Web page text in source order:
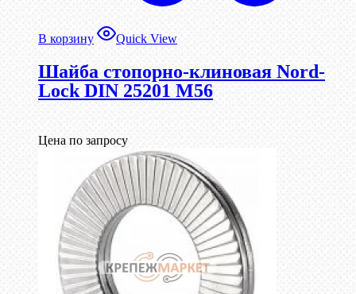
В корзину Quick View
Шайба стопорно-клиновая Nord-
Lock DIN 25201 М56
Цена по запросу